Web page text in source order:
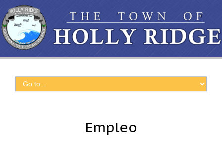
Empleo